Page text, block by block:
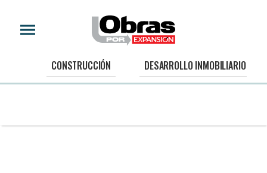
CONSTRUCCIÓN DESARROLLO INMOBILIARIO